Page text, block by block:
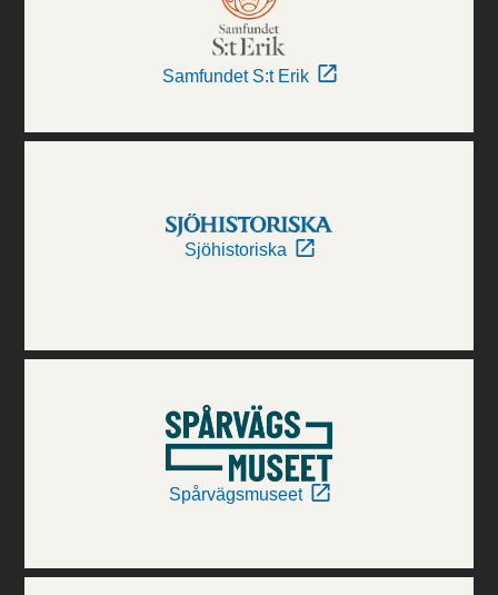
Samfundet S:t Erik
Sjöhistoriska
Spårvägsmuseet